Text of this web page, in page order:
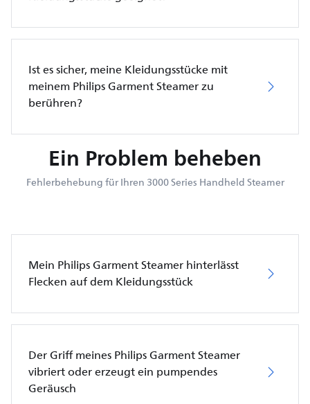
Ist es sicher, meine Kleidungsstücke mit
meinem Philips Garment Steamer zu
berühren?
Ein Problem beheben
Fehlerbehebung für Ihren 3000 Series Handheld Steamer
Mein Philips Garment Steamer hinterlässt
Flecken auf dem Kleidungsstück
Der Griff meines Philips Garment Steamer
vibriert oder erzeugt ein pumpendes
Geräusch